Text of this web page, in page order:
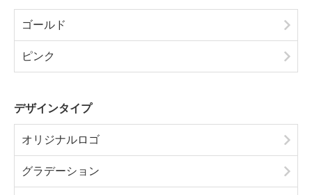
ゴールド
ピンク
デザインタイプ
オリジナルロゴ
グラデーション